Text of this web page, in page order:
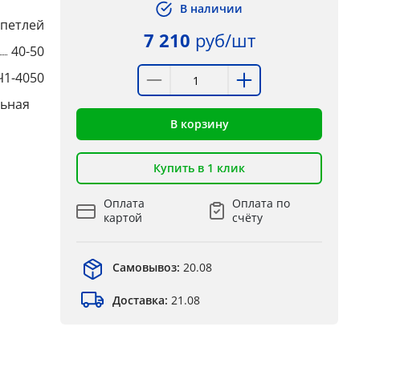
40-50
4050
В наличии
7 210 руб/шт
В корзину
Купить в 1 клик
Оплата
картой
Оплата по
счёту
Самовывоз: 20.08
Доставка: 21.08